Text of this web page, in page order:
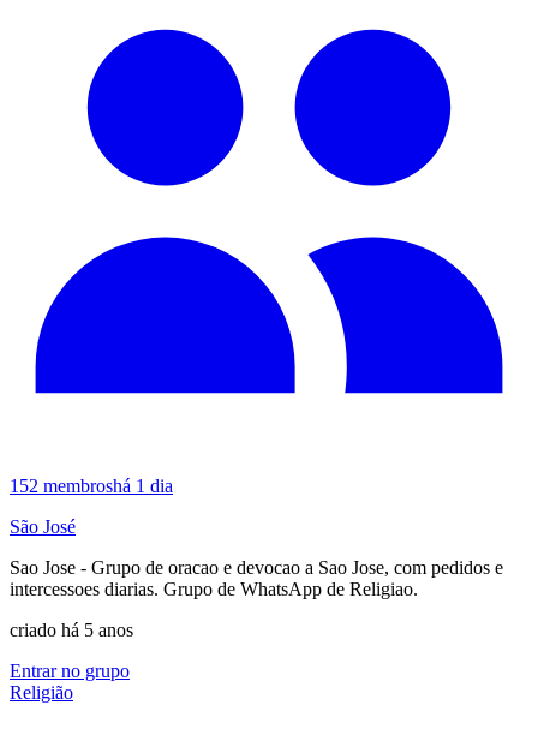
152 membroshá 1 dia
São José
Sao Jose - Grupo de oracao e devocao a Sao Jose, com pedidos e
intercessoes diarias. Grupo de WhatsApp de Religiao.
criado há 5 anos
Entrar no grupo
Religião